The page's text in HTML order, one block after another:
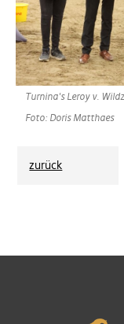
Turnina's Leroy v.
Foto: Doris Matthaes
zurück